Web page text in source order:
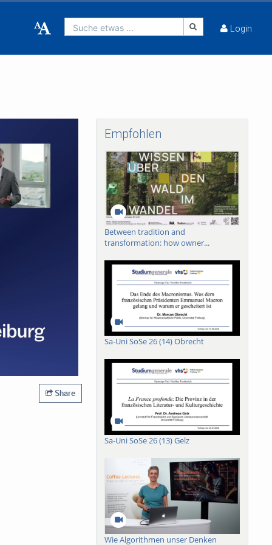
Suche etwas ... Login
Share
Empfohlen
Between tradition and
transformation: how owner...
Sa-Uni SoSe 26 (14) Obrecht
Sa-Uni SoSe 26 (13) Gelz
Wie Algorithmen unser Denken